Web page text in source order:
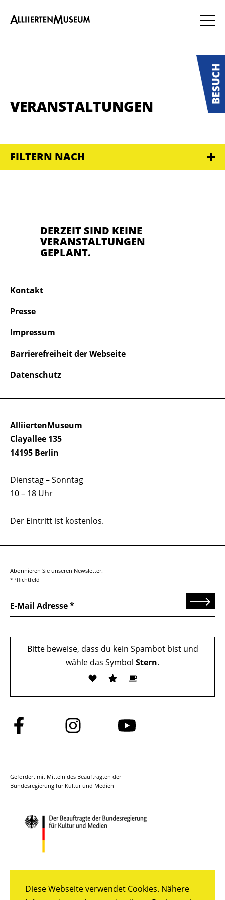
Diese Webseite verwendet Cookies. Nähere
VERANSTALTUNGEN
FILTERN NACH
DERZEIT SIND KEINE
VERANSTALTUNGEN
GEPLANT.
AlliiertenMuseum
Clayallee 135
14195 Berlin
Dienstag – Sonntag
10 – 18 Uhr
Der Eintritt ist kostenlos.
Kontakt
Presse
Impressum
Barrierefreiheit der Webseite
Datenschutz
Abonnieren Sie unseren Newsletter.
*Pflichtfeld
E-Mail Adresse Senden
Bitte beweise, dass du kein Spambot bist und
wähle das Symbol Stern.
Folge
uns
auf
Folge
uns
auf
Folge
auf
Gefördert mit Mitteln des Beauftragten der
Bundesregierung für Kultur und Medien